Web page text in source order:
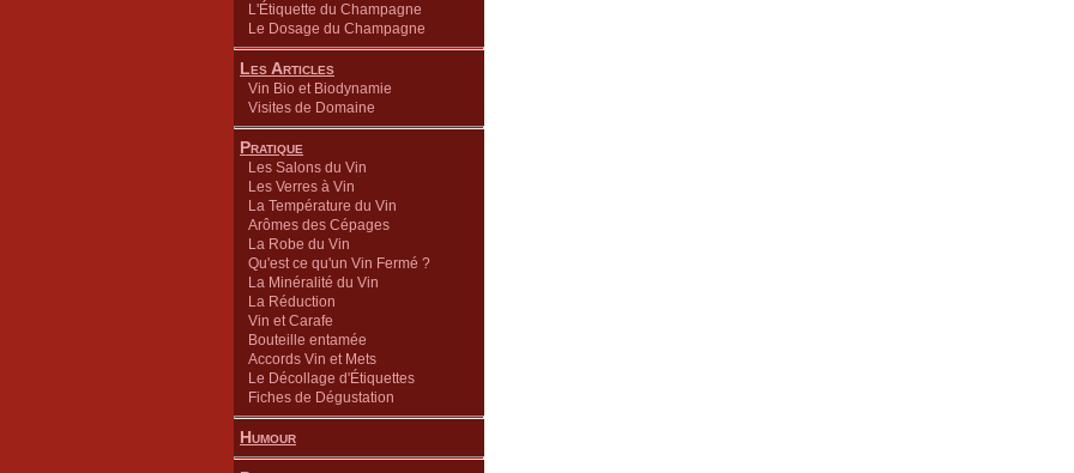
L'Étiquette du Champagne
Le Dosage du Champagne
Les Articles
Vin Bio et Biodynamie
Visites de Domaine
Pratique
Les Salons du Vin
Les Verres à Vin
La Température du Vin
Arômes des Cépages
La Robe du Vin
Qu'est ce qu'un Vin Fermé ?
La Minéralité du Vin
La Réduction
Vin et Carafe
Bouteille entamée
Accords Vin et Mets
Le Décollage d'Étiquettes
Fiches de Dégustation
Humour